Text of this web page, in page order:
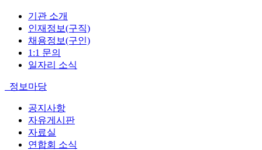
기관 소개
인재정보(구직)
채용정보(구인)
1:1 문의
일자리 소식
정보마당
공지사항
자유게시판
자료실
연합회 소식